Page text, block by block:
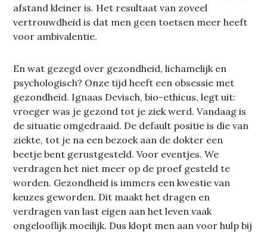
afstand kleiner is. Het resultaat van zoveel
vertrouwdheid is dat men geen toetsen meer heeft
voor ambivalentie.
En wat gezegd over gezondheid, lichamelijk en
psychologisch? Onze tijd heeft een obsessie met
gezondheid. Ignaas Devisch, bio-ethicus, legt uit:
vroeger was je gezond tot je ziek werd. Vandaag is
de situatie omgedraaid. De default positie is die van
ziekte, tot je na een bezoek aan de dokter een
beetje bent gerustgesteld. Voor eventjes. We
verdragen het niet meer op de proef gesteld te
worden. Gezondheid is immers een kwestie van
keuzes geworden. Dit maakt het dragen en
verdragen van last eigen aan het leven vaak
ongelooflijk moeilijk. Dus klopt men aan voor hulp bij